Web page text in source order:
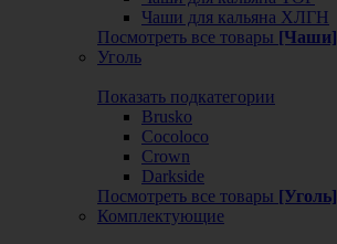
Чаши для кальяна ХЛГН
Посмотреть все товары [Чаши]
Уголь
Показать подкатегории
Brusko
Cocoloco
Crown
Darkside
Посмотреть все товары [Уголь]
Комплектующие